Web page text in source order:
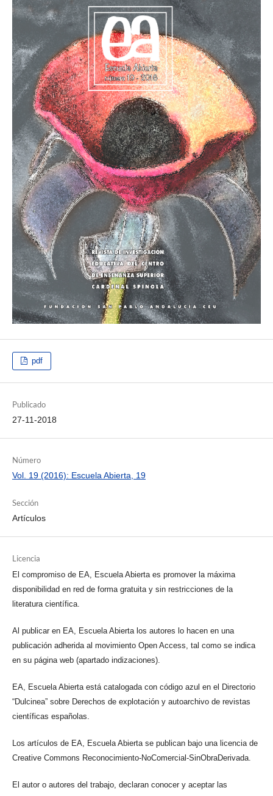
pdf
Publicado
27-11-2018
Número
Vol. 19 (2016): Escuela Abierta, 19
Sección
Artículos
Licencia
El compromiso de EA, Escuela Abierta es promover la máxima
disponibilidad en red de forma gratuita y sin restricciones de la
literatura científica.
Al publicar en EA, Escuela Abierta los autores lo hacen en una
publicación adherida al movimiento Open Access, tal como se indica
en su página web (apartado indizaciones).
EA, Escuela Abierta está catalogada con código azul en el Directorio
“Dulcinea” sobre Derechos de explotación y autoarchivo de revistas
científicas españolas.
Los artículos de EA, Escuela Abierta se publican bajo una licencia de
Creative Commons Reconocimiento-NoComercial-SinObraDerivada.
El autor o autores del trabajo, declaran conocer y aceptar las